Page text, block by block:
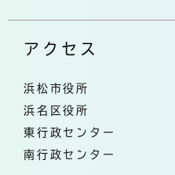
アクセス
浜松市役所
浜名区役所
東行政センター
南行政センター